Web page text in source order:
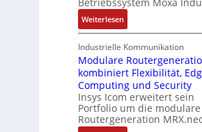
n
d
S
t
ö
r
a
n
f
ä
d
e
r
M
a
s
c
h
i
n
i
2
0
2
6
E
u
r
o
e
n
t
e
F
e
h
l
e
r
Weiterlesen:
A
r
m
-
b
a
s
i
Industrielle Kommunikation
Modulare
kombiniert Flexibilität,
Computing und Security
Insys Icom erweitert sein
Portfolio um die modulare
Routergeneration